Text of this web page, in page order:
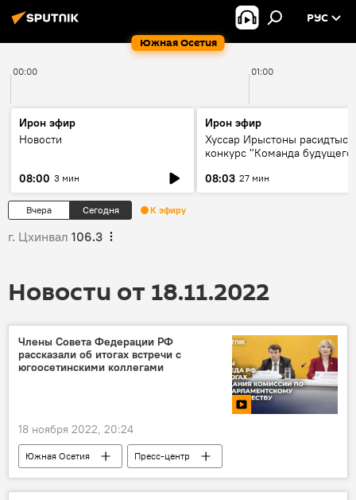
Южная Осетия
РУС
00:00 01:00
Ирон эфир
Новости
08:00 3 мин
Ирон эфир
Хуссар Ирыстоны
конкурс "Команда
08:03 27 мин
Вчера Сегодня К эфиру
г. Цхинвал 106.3
Новости от 18.11.2022
Члены Совета Федерации РФ
рассказали об итогах встречи с
югоосетинскими коллегами
18 ноября 2022, 20:24
Южная Осетия
Пресс-центр
Политика
Россия Совфед РФ